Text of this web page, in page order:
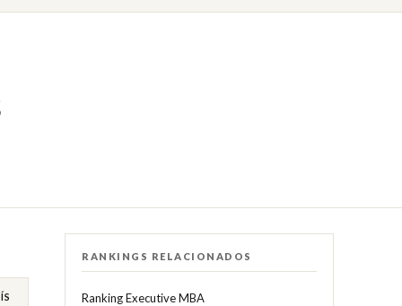
RANKINGS RELACIONADOS
Ranking Executive MBA